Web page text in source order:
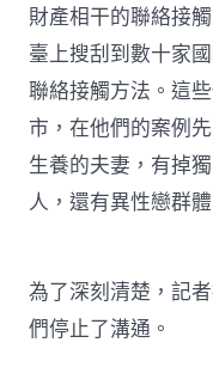
財產相干的聯絡接
臺上搜刮到數十家
聯絡接觸方法。這
市，在他們的案例
生養的夫妻，有掉
人，還有異性戀群體
為了深刻清楚，記
們停止了溝通。